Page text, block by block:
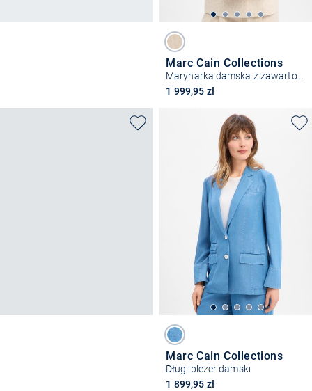
Marc Cain Collections
Marynarka damska z zawartością lnu
1 999,95 zł
Marc Cain Collections
Długi blezer damski
1 899,95 zł